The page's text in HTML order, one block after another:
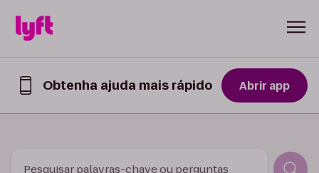
Obtenha ajuda mais rápido Obtenha
app
Abrir app
Pesquisar palavras-chave ou perguntas